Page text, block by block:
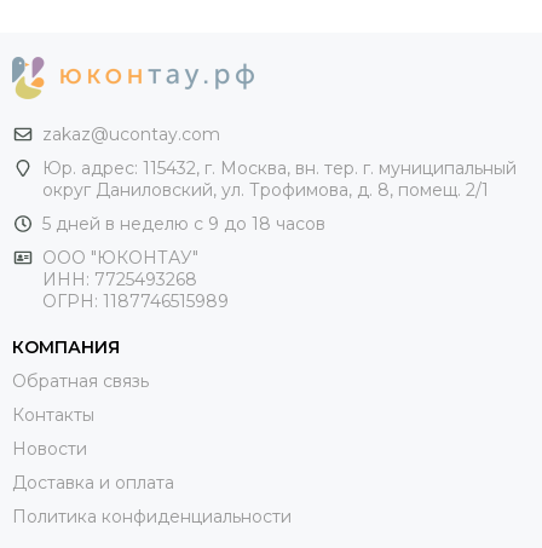
zakaz@ucontay.com
Юр. адрес: 115432, г. Москва, вн. тер. г. муниципальный
округ Даниловский, ул. Трофимова, д. 8, помещ. 2/1
5 дней в неделю с 9 до 18 часов
ООО "ЮКОНТАУ"
ИНН: 7725493268
ОГРН: 1187746515989
КОМПАНИЯ
Обратная связь
Контакты
Новости
Доставка и оплата
Политика конфиденциальности